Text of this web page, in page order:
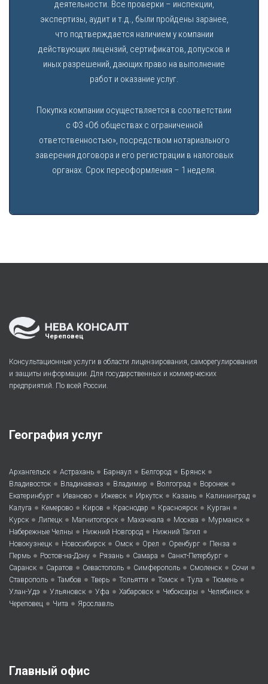
деятельности. Все проверки – инспекции,
экспертизы, аудит и т.д., были пройдены заранее,
что подтверждается наличием у компании
действующих лицензий, сертификатов, допусков и
иных разрешений, дающих право на выполнение
работ и оказание услуг.
Покупка компании осуществляется в соответствии
с ФЗ «Об обществах с ограниченной
ответственностью», посредством нотариального
заверения договора и его регистрации в налоговых
органах. Срок переоформления – 1 неделя.
Череповец
Консультационные услуги в области лицензирования, саморегулирования
и защиты информации. Для государственных и коммерческих
предприятий. По всей России.
География услуг
Архангельск • Астрахань • Барнаул • Белгород • Брянск •
Владивосток • Владикавказ • Владимир • Волгоград • Воронеж •
Екатеринбург • Иваново • Ижевск • Иркутск • Казань • Калининград •
Калуга • Кемерово • Киров • Краснодар • Красноярск • Курган •
Курск • Липецк • Магнитогорск • Махачкала • Москва • Мурманск •
Набережные Челны • Нижний Новгород • Нижний Тагил •
Новокузнецк • Новосибирск • Омск • Орел • Оренбург • Пенза •
Пермь • Ростов-на-Дону • Рязань • Самара • Санкт-Петербург •
Саранск • Саратов • Севастополь • Симферополь • Смоленск • Сочи •
Ставрополь • Тамбов • Тверь • Тольятти • Томск • Тула • Тюмень •
Улан-Удэ • Ульяновск • Уфа • Хабаровск • Чебоксары • Челябинск •
Череповец • Чита • Ярославль
Главный офис